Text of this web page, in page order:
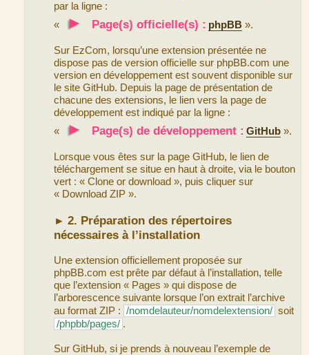
par la ligne :
«
► Page(s) officielle(s) : phpBB ».
Sur EzCom, lorsqu’une extension présentée ne
dispose pas de version officielle sur phpBB.com une
version en développement est souvent disponible sur
le site GitHub. Depuis la page de présentation de
chacune des extensions, le lien vers la page de
développement est indiqué par la ligne :
«
► Page(s) de développement : GitHub ».
Lorsque vous êtes sur la page GitHub, le lien de
téléchargement se situe en haut à droite, via le bouton
vert : « Clone or download », puis cliquer sur
« Download ZIP ».
►2. Préparation des répertoires
nécessaires à l’installation
Une extension officiellement proposée sur
phpBB.com est prête par défaut à l’installation, telle
que l’extension « Pages » qui dispose de
l’arborescence suivante lorsque l’on extrait l’archive
au format ZIP : /nomdelauteur/nomdelextension/ soit
/phpbb/pages/ .
Sur GitHub, si je prends à nouveau l’exemple de